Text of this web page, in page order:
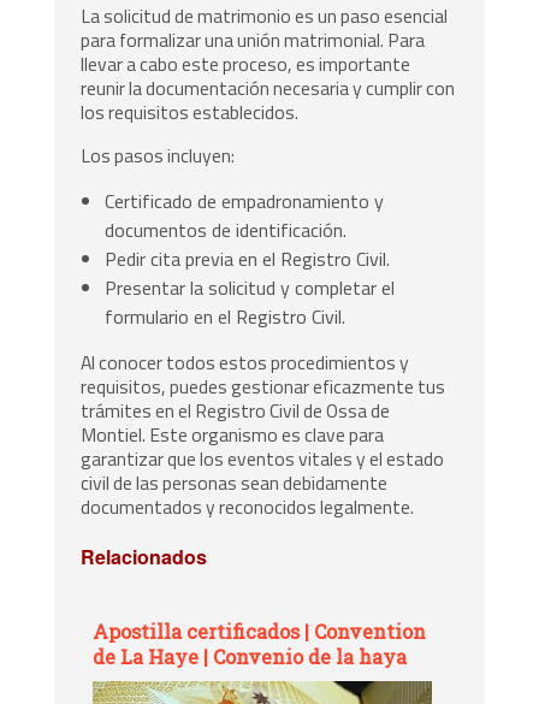
La solicitud de matrimonio es un paso esencial
para formalizar una unión matrimonial. Para
llevar a cabo este proceso, es importante
reunir la documentación necesaria y cumplir con
los requisitos establecidos.
Los pasos incluyen:
Certificado de empadronamiento y
documentos de identificación.
Pedir cita previa en el Registro Civil.
Presentar la solicitud y completar el
formulario en el Registro Civil.
Al conocer todos estos procedimientos y
requisitos, puedes gestionar eficazmente tus
trámites en el Registro Civil de Ossa de
Montiel. Este organismo es clave para
garantizar que los eventos vitales y el estado
civil de las personas sean debidamente
documentados y reconocidos legalmente.
Relacionados
Apostilla certificados | Convention
de La Haye | Convenio de la haya